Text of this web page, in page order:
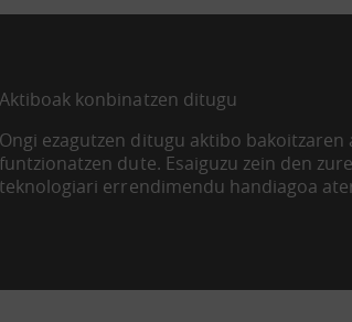
Aktiboak konbinatzen ditugu
Ongi ezagutzen ditugu aktibo
funtzionatzen dute. Esaiguzu zein den
teknologiari errendimendu handiagoa